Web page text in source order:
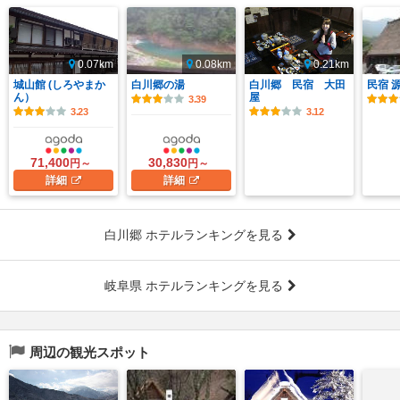
0.07km
城山館 (しろやまか
ん）
3.23
71,400円～
詳細
0.08km
白川郷の湯
3.39
30,830円～
詳細
0.21km
白川郷 民宿 大田
屋
3.12
民宿
白川郷 ホテルランキングを見る
岐阜県 ホテルランキングを見る
周辺の観光スポット